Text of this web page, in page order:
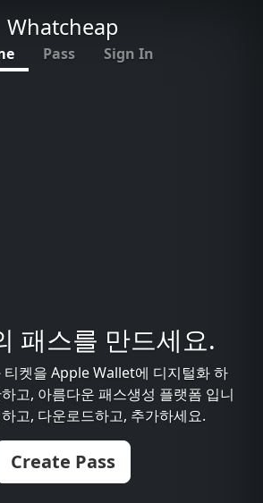
Whatcheap
Pass Sign In
패스를 만드세요.
티켓을 Apple Wallet에 디지털화 하
고, 아름다운 패스생성 플랫폼 입니
고, 다운로드하고, 추가하세요.
Create Pass